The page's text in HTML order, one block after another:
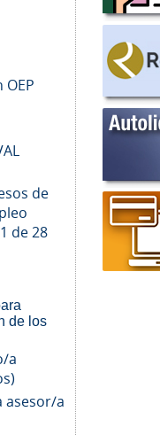
de
de 28
de los
a
asesor/a